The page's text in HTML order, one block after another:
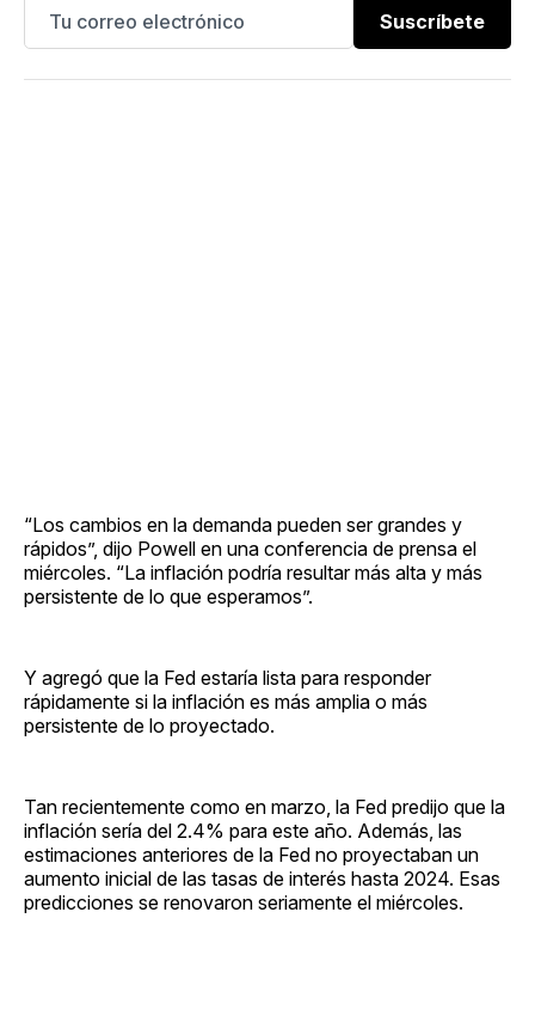
Suscríbete
“Los cambios en la demanda pueden ser grandes y
rápidos”, dijo Powell en una conferencia de prensa el
miércoles. “La inflación podría resultar más alta y más
persistente de lo que esperamos”.
Y agregó que la Fed estaría lista para responder
rápidamente si la inflación es más amplia o más
persistente de lo proyectado.
Tan recientemente como en marzo, la Fed predijo que la
inflación sería del 2.4% para este año. Además, las
estimaciones anteriores de la Fed no proyectaban un
aumento inicial de las tasas de interés hasta 2024. Esas
predicciones se renovaron seriamente el miércoles.